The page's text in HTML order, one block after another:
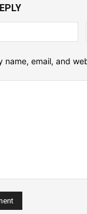
name, email, and